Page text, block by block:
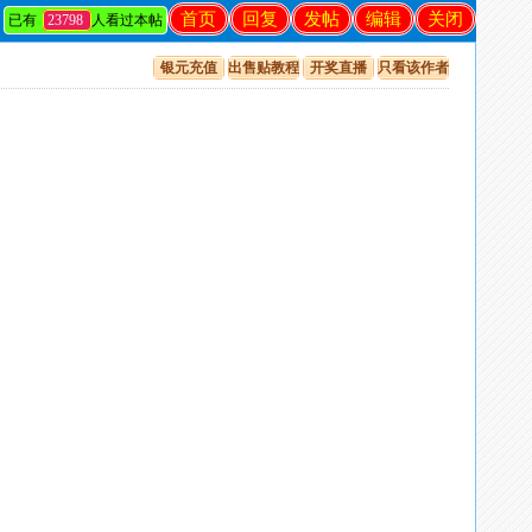
关闭
编辑
发帖
回复
首页
已有 23798 人看过本帖
银元充值 出售贴教程 开奖直播 只看该作者